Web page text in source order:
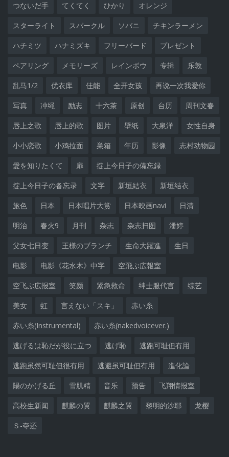
つないだ手 てくてく ひかり オレンジ
スターライト スパークル ソバニ チキンラーメン
ハチミツ ハナミズキ フリーバード プレゼント
ペアリング メモリーズ レインボウ 专辑 乐敦
乱马1/2 优衣库 佳能 全开女孩 再说一次我爱你
写真 冲绳 励志 十六茶 原创 台历 周刊文春
唇上之歌 唇上的歌 图片 壁纸 大泉洋 女性自身
小小恋歌 小鸡拉面 巣箱 年历 影像 志村动物园
愛を知りたくて 扉 掟上今日子の備忘録
掟上今日子の备忘录 文字 新垣結衣 新垣结衣
旅色 日本 日本唱片大赏 日本映画navi 日清
明治 春火9 月刊 杂志 杂志扫图 潘婷
父女七日变 王様のブランチ 生命大躍進 生日
电影 电影《花水木》中字 空飛ぶ広報室
空飞ぶ広报室 笑颜 紧急救命 绅士服代言 综艺
美女 虹 言えない「スキ」 赤い糸
赤い糸(Instrumental) 赤い糸(nakedvoicever.)
逃げるは恥だが役に立つ 逃げ恥 逃跑可耻但有用
逃跑虽然可耻但很有用 逃避虽可耻但有用 進化論
陽のかげる丘 雪肌精 音乐 预告 飞翔情报室
高校生新闻 麒麟の翼 麒麟之翼 黎明的沙耶 龙樱
Ｓ-夺还